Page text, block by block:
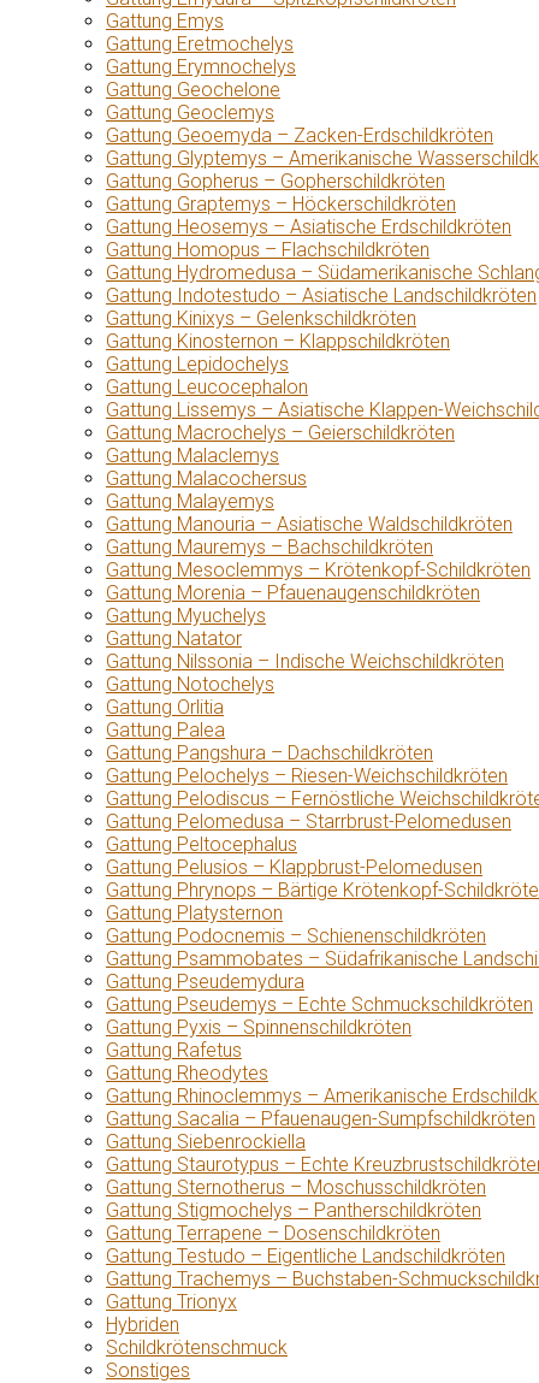
Gattung Emys
Gattung Eretmochelys
Gattung Erymnochelys
Gattung Geochelone
Gattung Geoclemys
Gattung Geoemyda – Zacken-Erdschildkröten
Gattung Glyptemys – Amerikanische
Gattung Gopherus – Gopherschildkröten
Gattung Graptemys – Höckerschildkröten
Gattung Heosemys – Asiatische Erdschildkröten
Gattung Homopus – Flachschildkröten
Gattung Hydromedusa – Südamerikanische
Gattung Indotestudo – Asiatische Landschildkröten
Gattung Kinixys – Gelenkschildkröten
Gattung Kinosternon – Klappschildkröten
Gattung Lepidochelys
Gattung Leucocephalon
Gattung Lissemys – Asiatische Klappen-
Gattung Macrochelys – Geierschildkröten
Gattung Malaclemys
Gattung Malacochersus
Gattung Malayemys
Gattung Manouria – Asiatische Waldschildkröten
Gattung Mauremys – Bachschildkröten
Gattung Mesoclemmys – Krötenkopf-Schildkröten
Gattung Morenia – Pfauenaugenschildkröten
Gattung Myuchelys
Gattung Natator
Gattung Nilssonia – Indische Weichschildkröten
Gattung Notochelys
Gattung Orlitia
Gattung Palea
Gattung Pangshura – Dachschildkröten
Gattung Pelochelys – Riesen-Weichschildkröten
Gattung Pelodiscus – Fernöstliche
Gattung Pelomedusa – Starrbrust-Pelomedusen
Gattung Peltocephalus
Gattung Pelusios – Klappbrust-Pelomedusen
Gattung Phrynops – Bärtige Krötenkopf-
Gattung Platysternon
Gattung Podocnemis – Schienenschildkröten
Gattung Psammobates – Südafrikanische
Gattung Pseudemydura
Gattung Pseudemys – Echte Schmuckschildkröten
Gattung Pyxis – Spinnenschildkröten
Gattung Rafetus
Gattung Rheodytes
Gattung Rhinoclemmys – Amerikanische
Gattung Sacalia – Pfauenaugen-Sumpfschildkröten
Gattung Siebenrockiella
Gattung Staurotypus – Echte
Gattung Sternotherus – Moschusschildkröten
Gattung Stigmochelys – Pantherschildkröten
Gattung Terrapene – Dosenschildkröten
Gattung Testudo – Eigentliche Landschildkröten
Gattung Trachemys – Buchstaben-
Gattung Trionyx
Hybriden
Schildkrötenschmuck
Sonstiges